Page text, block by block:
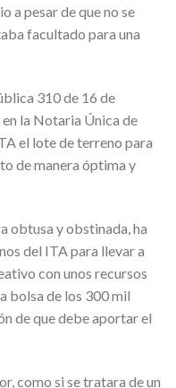
a pesar de que no se
facultado para una
310 de 16 de
la Notaria Única de
el lote de terreno para
de manera óptima y
obtusa y obstinada, ha
del ITA para llevar a
con unos recursos
bolsa de los 300 mil
de que debe aportar el
como si se tratara de un